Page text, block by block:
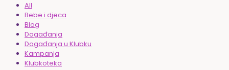
All
Bebe i djeca
Blog
Događanja
Događanja u Klubku
Kampanja
Klubkoteka